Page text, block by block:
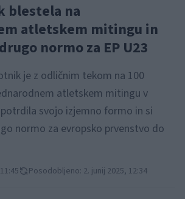
blestela na
atletskem mitingu in
normo za EP U23
je z odličnim tekom na 100
atletskem mitingu v
svojo izjemno formo in si
normo za evropsko prvenstvo do
Posodobljeno: 2. junij 2025, 12:34